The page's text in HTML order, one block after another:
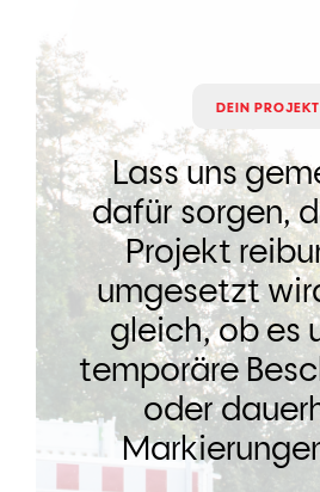
DEIN PROJEKT
Lass uns
dafür sorgen,
Projekt
umgesetzt
gleich, ob es
temporäre
oder